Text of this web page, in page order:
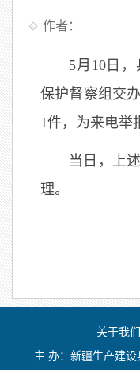
作者：
5月10日
保护督察组交
1件，为来电举
当日，上
理。
关于我们
主 办：新疆生产建